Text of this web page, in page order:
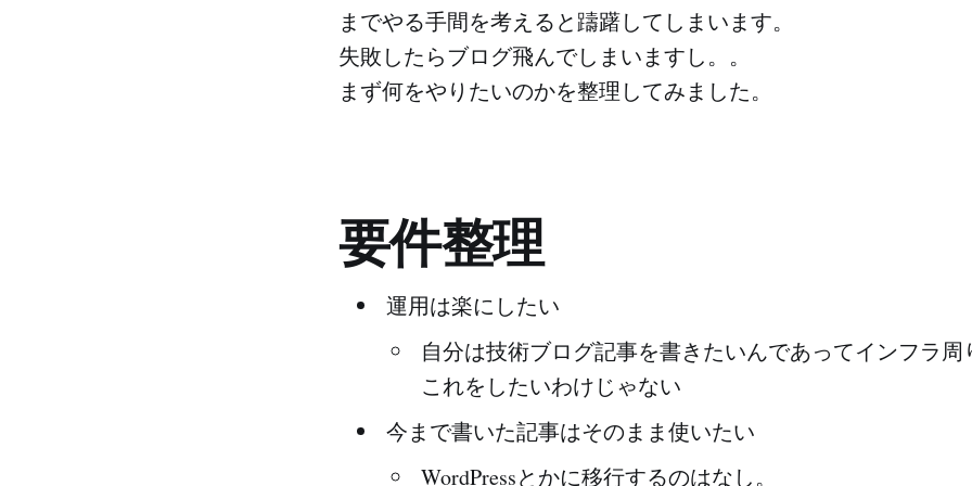
までやる手間を考えると躊躇してしまいます。
失敗したらブログ飛んでしまいますし。。
まず何をやりたいのかを整理してみました。
要件整理
運用は楽にしたい
自分は技術ブログ記事を書きたいんであってインフラ周
これをしたいわけじゃない
今まで書いた記事はそのまま使いたい
WordPressとかに移行するのはなし。